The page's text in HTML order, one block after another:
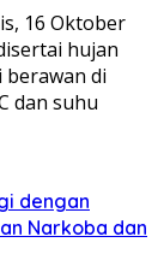
16 Oktober
hujan
di
dan suhu
dengan
Narkoba dan